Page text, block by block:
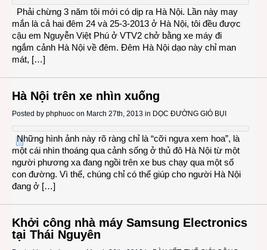
Phải chừng 3 năm tôi mới có dịp ra Hà Nội. Lần này may
mắn là cả hai đêm 24 và 25-3-2013 ở Hà Nội, tôi đều được
cậu em Nguyễn Việt Phú ở VTV2 chở bằng xe máy đi
ngắm cảnh Hà Nội về đêm. Đêm Hà Nội dạo này chỉ man
mát, […]
Hà Nội trên xe nhìn xuống
Posted by phphuoc on March 27th, 2013 in DỌC ĐƯỜNG GIÓ BỤI
Những hình ảnh này rõ ràng chỉ là “cỡi ngựa xem hoa”, là
một cái nhìn thoáng qua cảnh sống ở thủ đô Hà Nội từ một
người phương xa đang ngồi trên xe bus chạy qua một số
con đường. Vì thế, chúng chỉ có thể giúp cho người Hà Nội
đang ở […]
Khởi công nhà máy Samsung Electronics
tại Thái Nguyên